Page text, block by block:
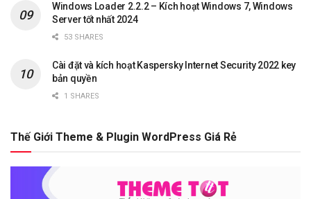
Windows Loader 2.2.2 – Kích hoạt Windows 7, Windows
Server tốt nhất 2024
53 SHARES
Cài đặt và kích hoạt Kaspersky Internet Security 2022 key
bản quyền
1 SHARES
Thế Giới Theme & Plugin WordPress Giá Rẻ